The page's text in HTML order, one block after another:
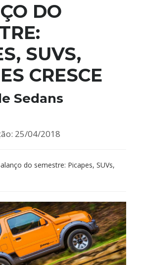
DO
SUVS,
CRESCE
Sedans
25/04/2018
do semestre: Picapes, SUVs,